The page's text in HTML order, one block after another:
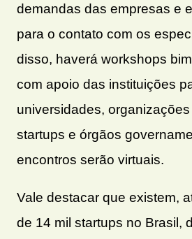
demandas das empresas e
para o contato com os
disso, haverá workshops
com apoio das instituições
universidades,
startups e órgãos
encontros serão virtuais.
Vale destacar que existem,
de 14 mil startups no Brasil,